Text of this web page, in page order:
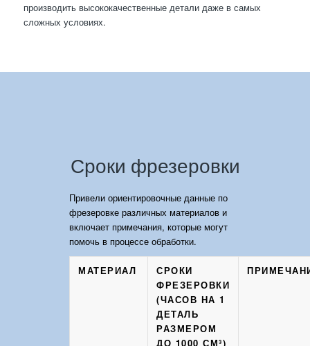
производить высококачественные детали даже в самых
сложных условиях.
Сроки фрезеровки
Привели ориентировочные данные по
фрезеровке различных материалов и
включает примечания, которые могут
помочь в процессе обработки.
МАТЕРИАЛ
СРОКИ
ФРЕЗЕРОВКИ
(ЧАСОВ НА 1
ДЕТАЛЬ
РАЗМЕРОМ
ДО 1000 СМ³)